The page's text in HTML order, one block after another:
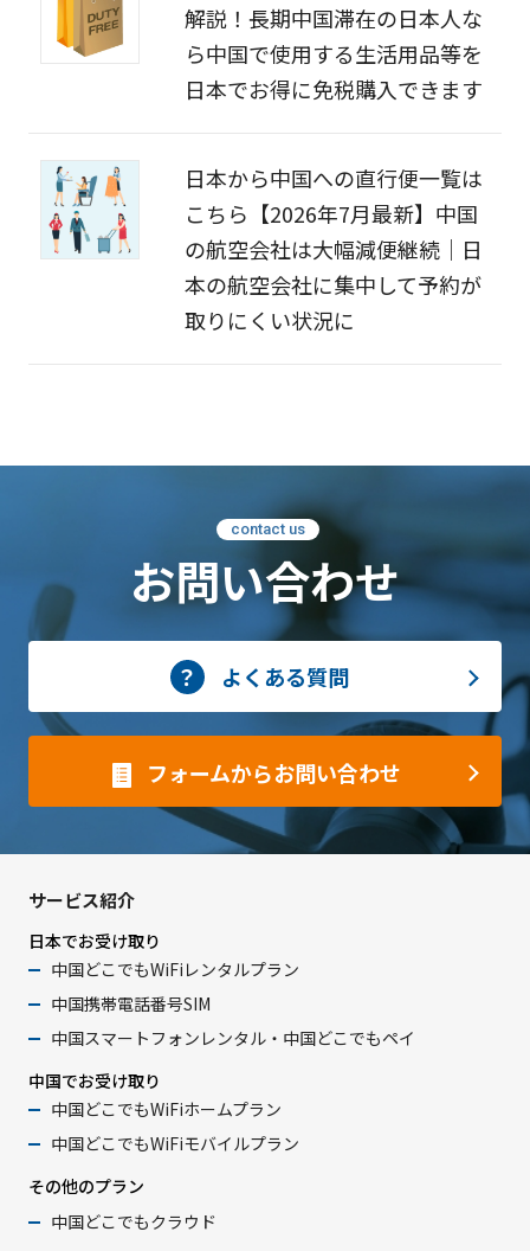
解説！長期中国滞在の日本人な
ら中国で使用する生活用品等を
日本でお得に免税購入できます
日本から中国への直行便一覧は
こちら【2026年7月最新】中国
の航空会社は大幅減便継続｜日
本の航空会社に集中して予約が
取りにくい状況に
contact us
お問い合わせ
よくある質問
フォームからお問い合わせ
サービス紹介
日本でお受け取り
中国どこでもWiFiレンタルプラン
中国携帯電話番号SIM
中国スマートフォンレンタル・中国どこでもペイ
中国でお受け取り
中国どこでもWiFiホームプラン
中国どこでもWiFiモバイルプラン
その他のプラン
中国どこでもクラウド